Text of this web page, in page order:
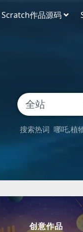
Scratch作品源码
搜索热词 哪吒 植
创意作品